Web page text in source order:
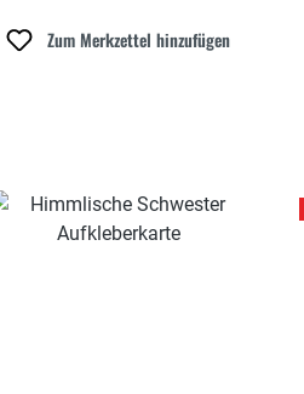
Zum Merkzettel hinzufügen